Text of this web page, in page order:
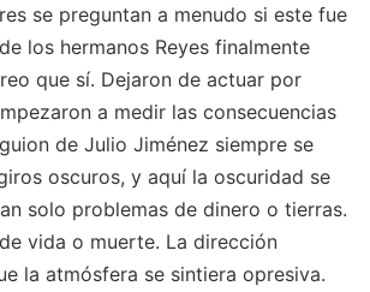
se preguntan a menudo si este fue
los hermanos Reyes finalmente
que sí. Dejaron de actuar por
a medir las consecuencias
de Julio Jiménez siempre se
oscuros, y aquí la oscuridad se
solo problemas de dinero o tierras.
vida o muerte. La dirección
la atmósfera se sintiera opresiva.